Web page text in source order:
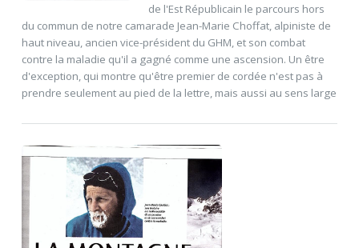
de l'Est Républicain le parcours hors
du commun de notre camarade Jean-Marie Choffat, alpiniste de
haut niveau, ancien vice-président du GHM, et son combat
contre la maladie qu'il a gagné comme une ascension. Un être
d'exception, qui montre qu'être premier de cordée n'est pas à
prendre seulement au pied de la lettre, mais aussi au sens large